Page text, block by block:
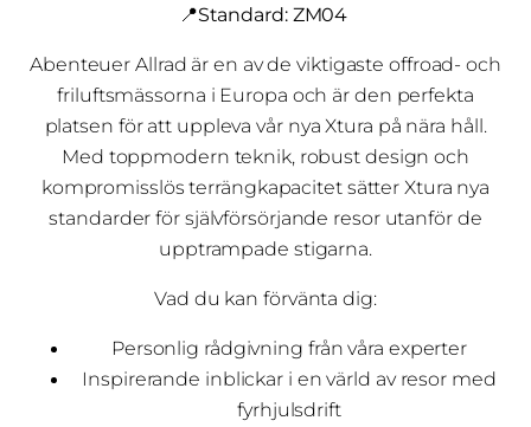
📍Standard: ZM04
Abenteuer Allrad är en av de viktigaste offroad- och
friluftsmässorna i Europa och är den perfekta
platsen för att uppleva vår nya Xtura på nära håll.
Med toppmodern teknik, robust design och
kompromisslös terrängkapacitet sätter Xtura nya
standarder för självförsörjande resor utanför de
upptrampade stigarna.
Vad du kan förvänta dig:
Personlig rådgivning från våra experter
Inspirerande inblickar i en värld av resor med
fyrhjulsdrift